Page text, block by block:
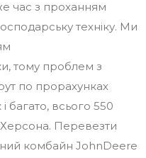
час з проханням
техніку. Ми
тому проблем з
по прорахунках
багато, всього 550
Херсона. Перевезти
комбайн JohnDeere